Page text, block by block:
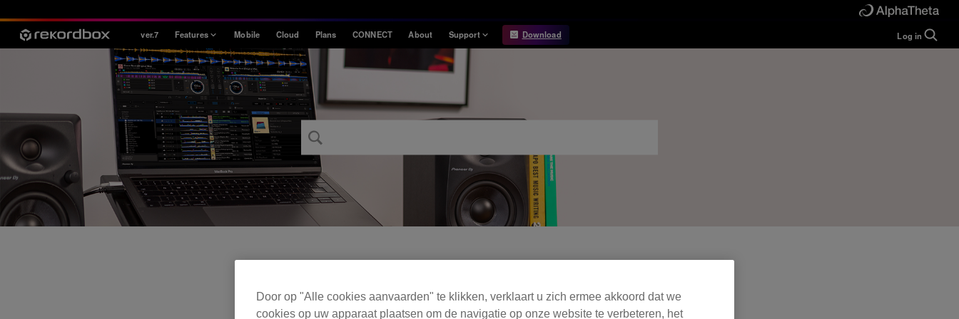
ver.7 Features
Style
House / Techno
Open Format
Mobile & Home
Professional
Mobile Cloud Plans CONNECT About Support
Information
Release Notes
Requirements
Download Log in
Door op "Alle cookies aanvaarden" te klikken, verklaart u zich ermee akkoord dat we
cookies op uw apparaat plaatsen om de navigatie op onze website te verbeteren, het